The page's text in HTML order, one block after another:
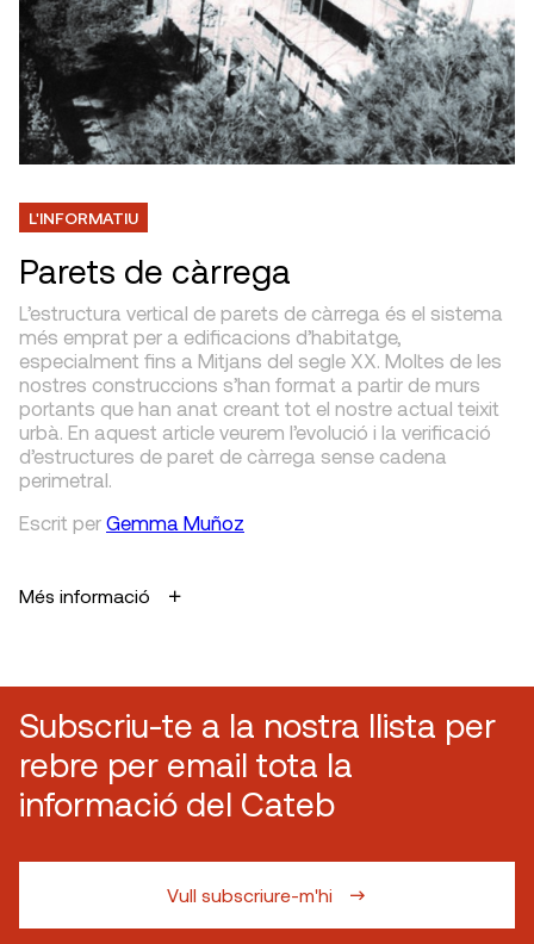
L'INFORMATIU
Parets de càrrega
L’estructura vertical de parets de càrrega és el sistema
més emprat per a edificacions d’habitatge,
especialment fins a Mitjans del segle XX. Moltes de les
nostres construccions s’han format a partir de murs
portants que han anat creant tot el nostre actual teixit
urbà. En aquest article veurem l’evolució i la verificació
d’estructures de paret de càrrega sense cadena
perimetral.
Escrit per Gemma Muñoz
Més informació
Subscriu-te a la nostra llista per
rebre per email tota la
informació del Cateb
Vull subscriure-m'hi